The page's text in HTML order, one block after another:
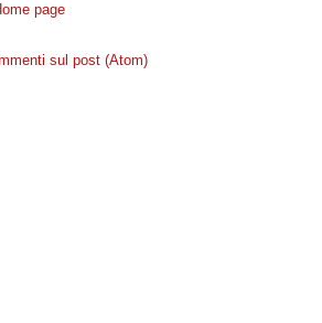
page
sul post (Atom)